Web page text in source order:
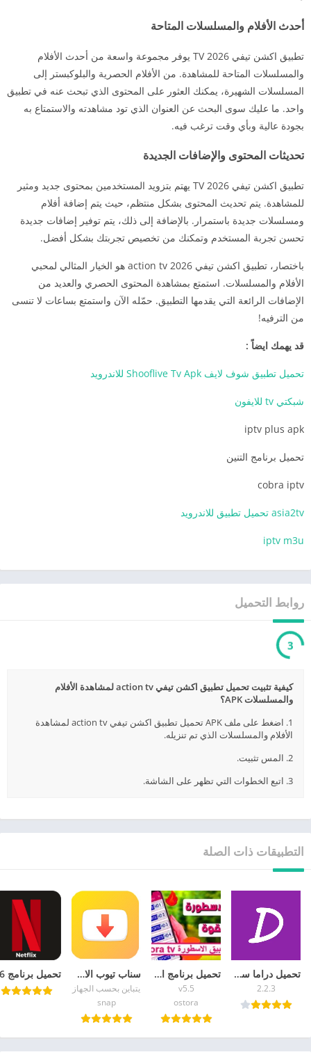
أحدث الأفلام والمسلسلات المتاحة
تطبيق اكشن تيفي TV 2026 يوفر مجموعة واسعة من أحدث الأفلام
والمسلسلات المتاحة للمشاهدة. من الأفلام الحصرية والبلوكبستر إلى
المسلسلات الشهيرة، يمكنك العثور على المحتوى الذي تبحث عنه في تطبيق
واحد. ما عليك سوى البحث عن العنوان الذي تود مشاهدته والاستمتاع به
بجودة عالية وبأي وقت ترغب فيه.
تحديثات المحتوى والإضافات الجديدة
تطبيق اكشن تيفي TV 2026 يهتم بتزويد المستخدمين بمحتوى جديد ومثير
للمشاهدة. يتم تحديث المحتوى بشكل منتظم، حيث يتم إضافة أفلام
ومسلسلات جديدة باستمرار. بالإضافة إلى ذلك، يتم توفير إضافات جديدة
تحسن تجربة المستخدم وتمكنك من تخصيص تجربتك بشكل أفضل.
باختصار، تطبيق اكشن تيفي action tv 2026 هو الخيار المثالي لمحبي
الأفلام والمسلسلات. استمتع بمشاهدة المحتوى الحصري والعديد من
الإضافات الرائعة التي يقدمها التطبيق. حمّله الآن واستمتع بساعات لا تنسى
من الترفيه!
قد يهمك ايضاً :
تحميل تطبيق شوف لايف Shooflive Tv Apk للاندرويد
شبكتي tv للايفون
iptv plus apk
تحميل برنامج التنين
cobra iptv
asia2tv تحميل تطبيق للاندرويد
iptv m3u
روابط التحميل
3
كيفية تثبيت تحميل تطبيق اكشن تيفي action tv لمشاهدة الأفلام
والمسلسلات APK؟
1. اضغط على ملف APK تحميل تطبيق اكشن تيفي action tv لمشاهدة
الأفلام والمسلسلات الذي تم تنزيله.
2. المس تثبيت.
3. اتبع الخطوات التي تظهر على الشاشة.
التطبيقات ذات الصلة
تحميل دراما سلاير للايفون Drama Slayer iOS 2026
2.2.3
تحميل برنامج الاسطورة لبث المباريات تنزيل تطبيق ostora tv 2026 بث مباشر
v5.5
ostora
سناب تيوب الاصلي الاصفر القديم 2026 تحميل Snaptube APK
يتباين بحسب الجهاز
snap